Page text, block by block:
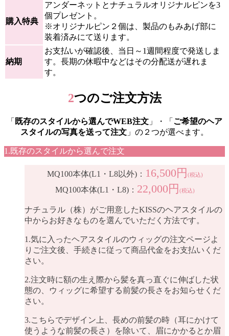
購入特典
アンダーネットとナチュラルオリジナルピンを3
個プレゼント。
※オリジナルピン２個は、製品のもみあげ部に
装着済みにて送ります。
納期
お支払いが確認後、当日～1週間程度で発送しま
す。長期の休暇中などはその分配送が遅れま
す。
2つのご注文方法
「 既存のスタイルから選んでWEB注文 」・「 ご希望のヘア
スタイルの写真を送って注文 」の２つが選べます。
1.既存のスタイルから選んで注文
MQ100本体(L1・L8以外)： 16,500円 (税込)
MQ100本体(L1・L8)： 22,000円 (税込)
ナチュラル（株）がご用意したKISSのヘアスタイルの
中からお好きなものを選んでいただく方法です。
1.気に入ったヘアスタイルのウィッグの注文ページよ
りご注文後、手続きに従って商品代金をお支払いくだ
さい。
2.注文時に額の生え際から髪を真っ直ぐに伸ばした状
態の、ウィッグに希望する前髪の長さをお知らせくだ
さい。
3.こちらでデザイン上、長めの前髪の時（耳にかけて
使うような前髪の長さ）を除いて、眉にかかるとか眉